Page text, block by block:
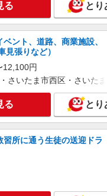
る とり
ント、道路、商業施設、
見張りなど）
12,100円
さいたま市西区・さいた
る とり
習所に通う生徒の送迎ドラ